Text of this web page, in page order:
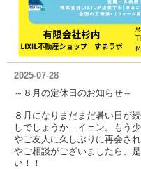
2025-07-28
～８月の定休日のお知らせ～
８月になりまだまだ暑い日が
しでしょうか…イェン。もう
やご友人に久しぶりに再会さ
やご相談がございましたら、
い！！